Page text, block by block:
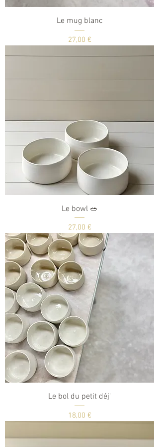
Le mug blanc
Prix
27,00 €
Le bowl 🥗
Prix
27,00 €
Le bol du petit déj'
Prix
18,00 €